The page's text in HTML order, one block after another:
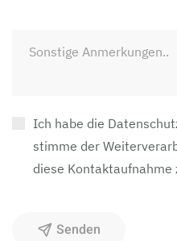
Ich habe die
stimme der
diese Kontaktaufnahme
Senden